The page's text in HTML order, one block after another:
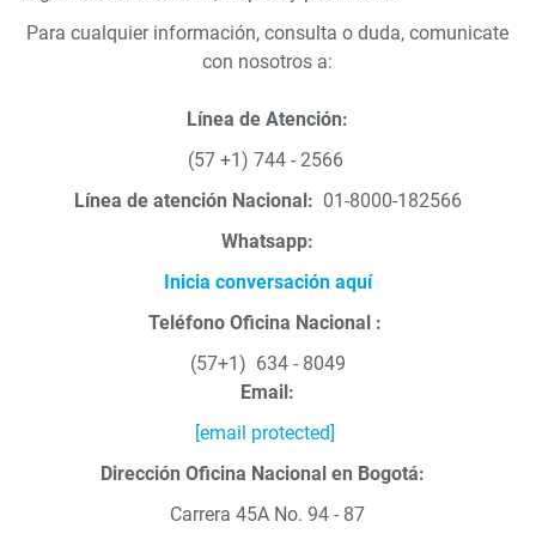
Para cualquier información, consulta o duda, comunicate
con nosotros a:
Línea de Atención:
(57 +1) 744 - 2566
Línea de atención Nacional: 01-8000-182566
Whatsapp:
Inicia conversación aquí
Teléfono Oficina Nacional :
(57+1) 634 - 8049
Email:
[email protected]
Dirección Oficina Nacional en Bogotá:
Carrera 45A No. 94 - 87